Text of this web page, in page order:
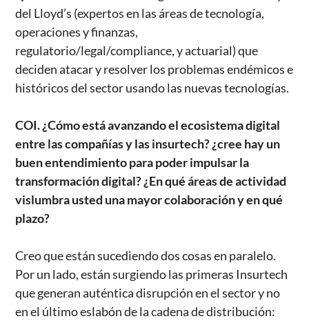
del Lloyd’s (expertos en las áreas de tecnología,
operaciones y finanzas,
regulatorio/legal/compliance, y actuarial) que
deciden atacar y resolver los problemas endémicos e
históricos del sector usando las nuevas tecnologías.
COI. ¿Cómo está avanzando el ecosistema digital
entre las compañías y las insurtech? ¿cree hay un
buen entendimiento para poder impulsar la
transformación digital? ¿En qué áreas de actividad
vislumbra usted una mayor colaboración y en qué
plazo?
Creo que están sucediendo dos cosas en paralelo.
Por un lado, están surgiendo las primeras Insurtech
que generan auténtica disrupción en el sector y no
en el último eslabón de la cadena de distribución: